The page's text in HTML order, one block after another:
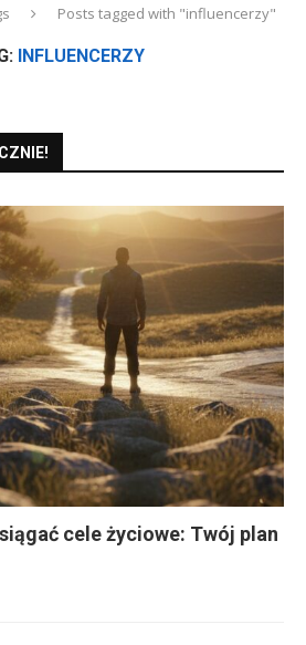
Posts tagged with "influencerzy"
INFLUENCERZY
cele życiowe: Twój plan